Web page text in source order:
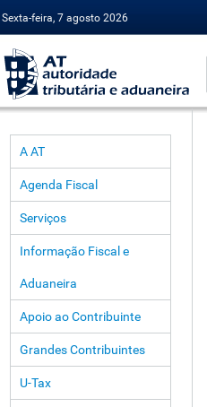
Sexta-feira, 7 agosto 2026
A AT
Agenda Fiscal
Serviços
Informação Fiscal e
Aduaneira
Apoio ao Contribuinte
Grandes Contribuintes
U-Tax